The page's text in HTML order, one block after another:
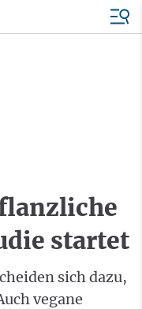
startet
sich dazu,
vegane